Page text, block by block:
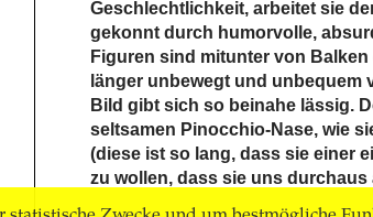
Geschlechtlichkeit, arbeitet sie
gekonnt durch humorvolle,
Figuren sind mitunter von
länger unbewegt und unbequem
Bild gibt sich so beinahe lässig.
seltsamen Pinocchio-Nase, wie
(diese ist so lang, dass sie einer
zu wollen, dass sie uns